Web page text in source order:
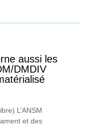
aussi les
DMDIV
L’ANSM
et des